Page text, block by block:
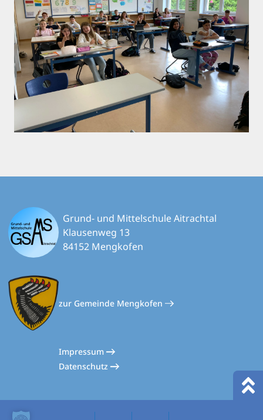
Grund- und Mittelschule Aitrachtal
Klausenweg 13
84152 Mengkofen
zur Gemeinde Mengkofen
Impressum
Datenschutz